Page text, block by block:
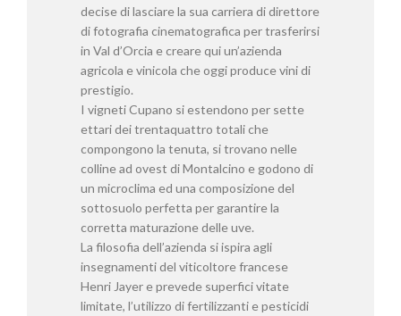
decise di lasciare la sua carriera di direttore
di fotografia cinematografica per trasferirsi
in Val d’Orcia e creare qui un’azienda
agricola e vinicola che oggi produce vini di
prestigio.
I vigneti Cupano si estendono per sette
ettari dei trentaquattro totali che
compongono la tenuta, si trovano nelle
colline ad ovest di Montalcino e godono di
un microclima ed una composizione del
sottosuolo perfetta per garantire la
corretta maturazione delle uve.
La filosofia dell’azienda si ispira agli
insegnamenti del viticoltore francese
Henri Jayer e prevede superfici vitate
limitate, l’utilizzo di fertilizzanti e pesticidi